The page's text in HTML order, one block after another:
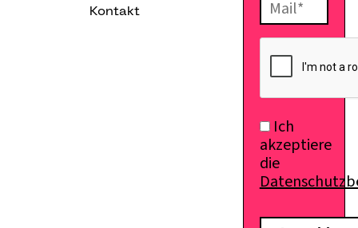
Kontakt
Ich
akzeptiere
die